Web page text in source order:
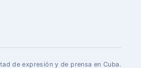
de expresión y de prensa en Cuba.